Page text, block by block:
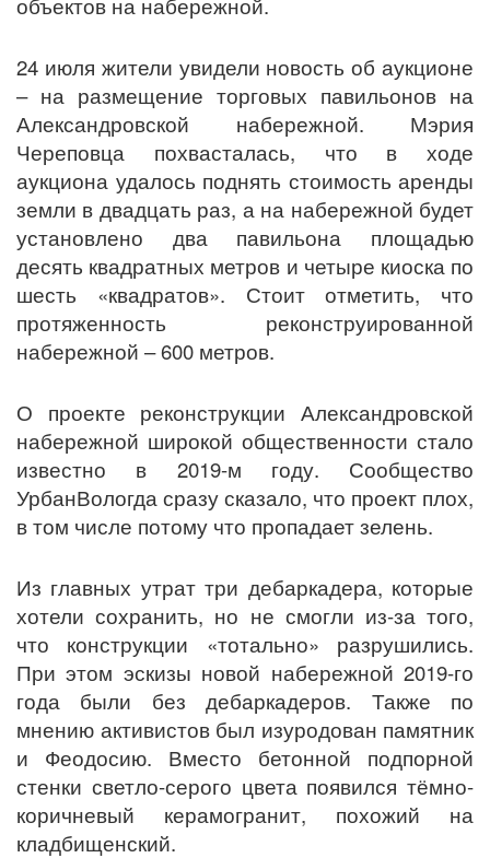
24 июля жители увидели новость об аукционе
– на размещение торговых павильонов на
Александровской набережной. Мэрия
Череповца похвасталась, что в ходе
аукциона удалось поднять стоимость аренды
земли в двадцать раз, а на набережной будет
установлено два павильона площадью
десять квадратных метров и четыре киоска по
шесть «квадратов». Стоит отметить, что
протяженность реконструированной
набережной – 600 метров.
О проекте реконструкции Александровской
набережной широкой общественности стало
известно в 2019-м году. Сообщество
УрбанВологда сразу сказало, что проект плох,
в том числе потому что пропадает зелень.
Из главных утрат три дебаркадера, которые
хотели сохранить, но не смогли из-за того,
что конструкции «тотально» разрушились.
При этом эскизы новой набережной 2019-го
года были без дебаркадеров. Также по
мнению активистов был изуродован памятник
и Феодосию. Вместо бетонной подпорной
стенки светло-серого цвета появился тёмно-
коричневый керамогранит, похожий на
кладбищенский.